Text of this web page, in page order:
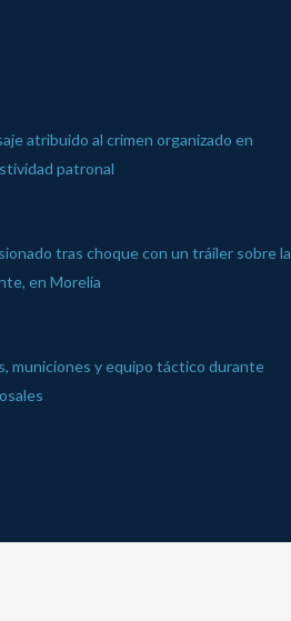
atribuido al crimen organizado en
patronal
tras choque con un tráiler sobre la
en Morelia
municiones y equipo táctico durante